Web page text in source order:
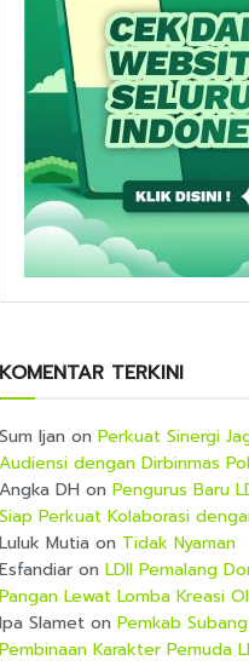
KOMENTAR TERKINI
Sum Ijan on Perkuat Sinergi
Audiensi dengan Dirbinmas
Angka DH on Pengurus Baru
Siap Perkuat Kolaborasi
Luluk Mutia on Tidak Nyaman
Esfandiar on LDII Pemalang
Pangan Lewat Lomba Kreasi
Ipa Slamet on Pemkab
Pembinaan Karakter Pemuda